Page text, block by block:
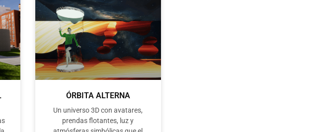
ÓRBITA ALTERNA
Un universo 3D con avatares,
prendas flotantes, luz y